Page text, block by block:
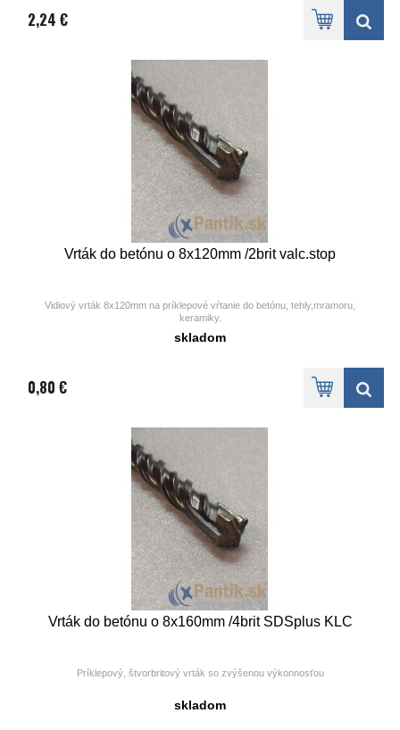
2,24 €
Vrták do betónu o 8x120mm /2brit valc.stop
Vidiový vrták 8x120mm na príklepové vŕtanie do betónu, tehly,mramoru,
keramiky.
Balenie po 1ks
skladom
0,80 €
Vrták do betónu o 8x160mm /4brit SDSplus KLC
Príklepový, štvorbritový vrták so zvýšenou výkonnosťou
skladom